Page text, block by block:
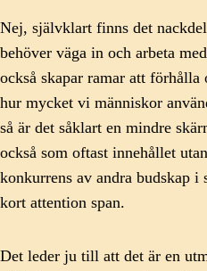
Nej, självklart finns det
behöver väga in och arbeta
också skapar ramar att
hur mycket vi människor
så är det såklart en mindre
också som oftast innehållet
konkurrens av andra budskap
kort attention span.
Det leder ju till att det är en